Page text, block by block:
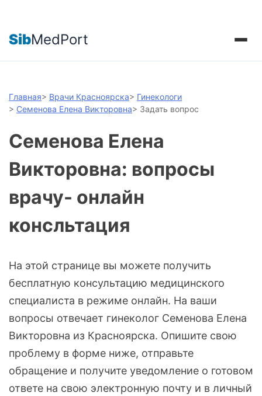
SibMedPort
Главная> Врачи Красноярска> Гинекологи
> Семенова Елена Викторовна> Задать вопрос
Семенова Елена
Викторовна: вопросы
врачу- онлайн
консльтация
На этой странице вы можете получить
бесплатную консультацию медицинского
специалиста в режиме онлайн. На ваши
вопросы отвечает гинеколог Семенова Елена
Викторовна из Красноярска. Опишите свою
проблему в форме ниже, отправьте
обращение и получите уведомление о готовом
ответе на свою электронную почту и в личный